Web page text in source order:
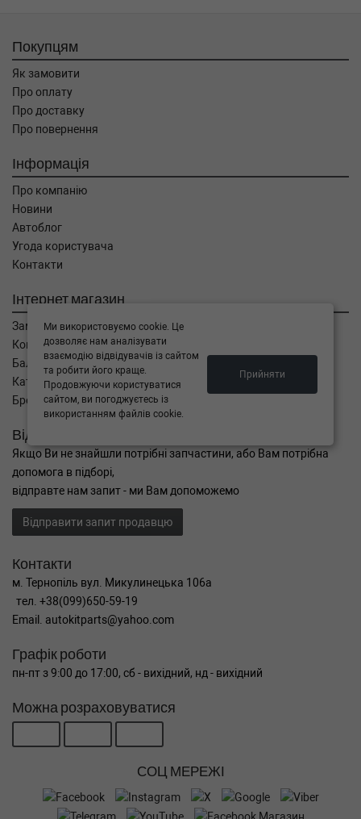
Покупцям
Як замовити
Про оплату
Про доставку
Про повернення
Інформація
Про компанію
Новини
Автоблог
Угода користувача
Контакти
Інтернет магазин
Замовлення
Кошик
Баланс
Каталог товарів
Бренди
Відправити запит
Якщо Ви не знайшли потрібні запчастини, або Вам потрібна
допомога в підборі,
відправте нам запит - ми Вам допоможемо
Відправити запит продавцю
Контакти
м. Тернопіль вул. Микулинецька 106а
тел. +38(099)650-59-19
Email. autokitparts@yahoo.com
Графік роботи
пн-пт з 9:00 до 17:00, сб - вихідний, нд - вихідний
Можна розраховуватися
СОЦ МЕРЕЖІ
Ми використовуємо cookie. Це
дозволяє нам аналізувати
взаємодію відвідувачів із сайтом
та робити його краще.
Продовжуючи користуватися
сайтом, ви погоджуєтесь із
використанням файлів cookie.
Прийняти